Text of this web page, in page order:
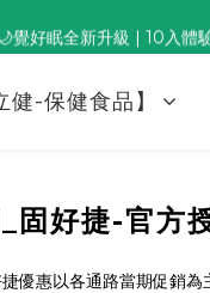
董事長推薦保養組合｜體
🌙覺好眠全新升級 | 10入
健-保健食品】
固好捷-官方
優惠以各通路當期促銷為